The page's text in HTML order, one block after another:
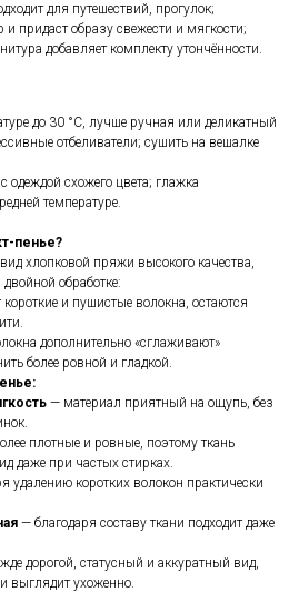
для путешествий, прогулок;
и придаст образу свежести и мягкости;
добавляет комплекту утончённости.
до 30 °C, лучше ручная или деликатный
отбеливатели; сушить на вешалке
одеждой схожего цвета; глажка
температуре.
пенье?
хлопковой пряжи высокого качества,
обработке:
и пушистые волокна, остаются
дополнительно «сглаживают»
более ровной и гладкой.
— материал приятный на ощупь, без
плотные и ровные, поэтому ткань
даже при частых стирках.
удалению коротких волокон практически
— благодаря составу ткани подходит даже
дорогой, статусный и аккуратный вид,
выглядит ухоженно.